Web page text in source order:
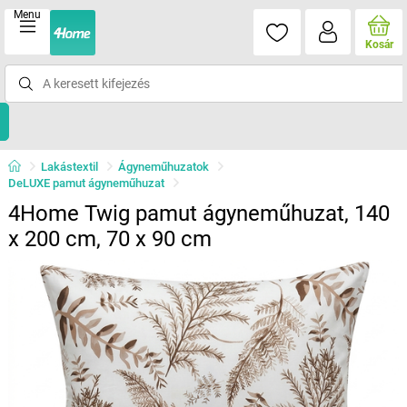
Menu
Kosár
Lakástextil
Ágyneműhuzatok
DeLUXE pamut ágyneműhuzat
4Home Twig pamut ágyneműhuzat, 140
x 200 cm, 70 x 90 cm